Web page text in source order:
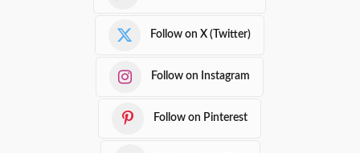
Follow on X (Twitter)
Follow on Instagram
Follow on Pinterest